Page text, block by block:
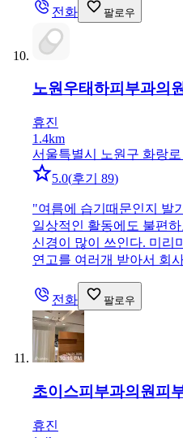
전화 팔로우
노원우태하피부과의
휴진
1.4km
서울특별시 노원구 화랑
5.0(후기 89)
"여름에 습기때문인지 발
일상적인 활동에도 불편
신경이 많이 쓰인다. 미리
연고를 여러개 받아서 회
전화 팔로우
초이스피부과의원 피
휴진